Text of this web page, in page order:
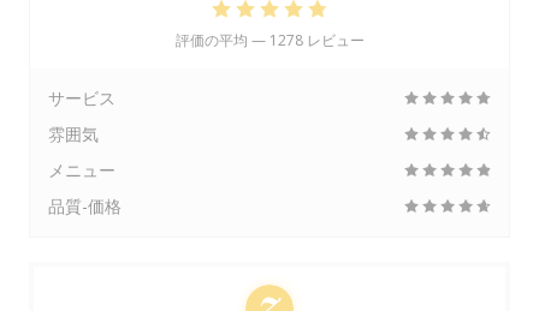
評価の平均 — 1278 レビュー
サービス
雰囲気
メニュー
品質-価格